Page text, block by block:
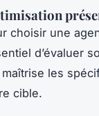
choisir une
d’évaluer
les
cible.